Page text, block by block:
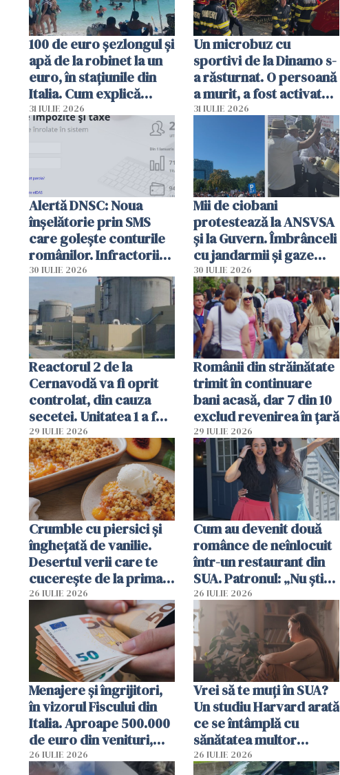
100 de euro șezlongul și
apă de la robinet la un
euro, în stațiunile din
Italia. Cum explică
autoritățile
31 IULIE 2026
Un microbuz cu
sportivi de la Dinamo s-
a răsturnat. O persoană
a murit, a fost activat
planul roșu de
31 IULIE 2026
Alertă DNSC: Noua
înșelătorie prin SMS
care golește conturile
românilor. Infractorii
folosesc numele
Ghișeul.ro și al Poliției
Române
30 IULIE 2026
Mii de ciobani
protestează la ANSVSA
și la Guvern. Îmbrânceli
cu jandarmii și gaze
lacrimogene
30 IULIE 2026
Reactorul 2 de la
Cernavodă va fi oprit
controlat, din cauza
secetei. Unitatea 1 a fost
deja oprită
29 IULIE 2026
Românii din străinătate
trimit în continuare
bani acasă, dar 7 din 10
exclud revenirea în țară
29 IULIE 2026
Crumble cu piersici și
înghețată de vanilie.
Desertul verii care te
cucerește de la prima
lingură
26 IULIE 2026
Cum au devenit două
românce de neînlocuit
într-un restaurant din
SUA. Patronul: „Nu știu
ce o să mă fac fără voi”
26 IULIE 2026
Menajere și îngrijitori,
în vizorul Fiscului din
Italia. Aproape 500.000
de euro din venituri,
ascunși de autorități
26 IULIE 2026
Vrei să te muți în SUA?
Un studiu Harvard arată
ce se întâmplă cu
sănătatea multor
imigranți
26 IULIE 2026